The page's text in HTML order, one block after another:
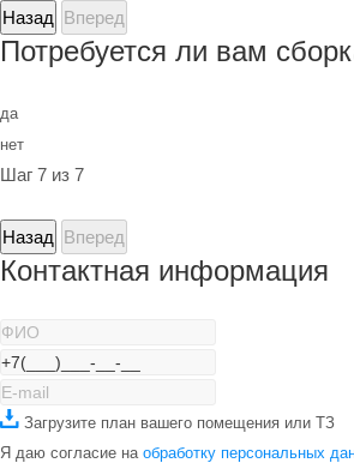
Назад Вперед
Потребуется ли вам
да
нет
Шаг 7 из 7
Назад Вперед
Контактная информация
Загрузите план вашего помещения или ТЗ
Я даю согласие на обработку персональных